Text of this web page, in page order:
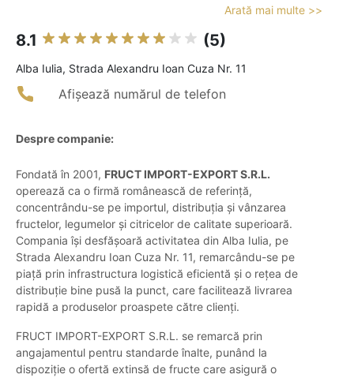
Arată mai multe >>
8.1 (5)
Alba Iulia, Strada Alexandru Ioan Cuza Nr. 11
Afișează numărul de telefon
Despre companie:
Fondată în 2001, FRUCT IMPORT-EXPORT S.R.L.
operează ca o firmă românească de referință,
concentrându-se pe importul, distribuția și vânzarea
fructelor, legumelor și citricelor de calitate superioară.
Compania își desfășoară activitatea din Alba Iulia, pe
Strada Alexandru Ioan Cuza Nr. 11, remarcându-se pe
piață prin infrastructura logistică eficientă și o rețea de
distribuție bine pusă la punct, care facilitează livrarea
rapidă a produselor proaspete către clienți.
FRUCT IMPORT-EXPORT S.R.L. se remarcă prin
angajamentul pentru standarde înalte, punând la
dispoziție o ofertă extinsă de fructe care asigură o